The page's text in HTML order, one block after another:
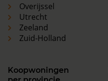
Overijssel
Utrecht
Zeeland
Zuid-Holland
Koopwoningen